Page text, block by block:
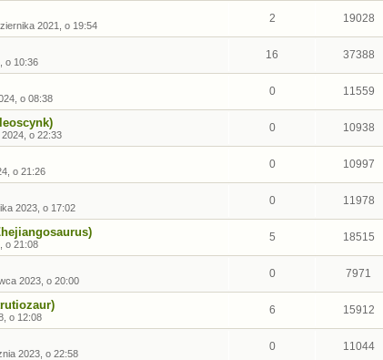
2021, o 19:54
2 19028
o 10:36
16 37388
o 08:38
0 11559
o 22:33
0 10938
o 21:26
0 10997
2023, o 17:02
0 11978
o 21:08
5 18515
2023, o 20:00
0 7971
o 12:08
6 15912
2023, o 22:58
0 11044